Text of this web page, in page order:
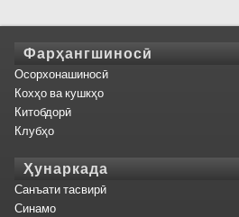
Фарҳангшиносӣ
Осорхонашиносӣ
Кохҳо ва кушкҳо
Китобдорӣ
Клубҳо
Ҳунаркада
Санъати тасвирӣ
Синамо